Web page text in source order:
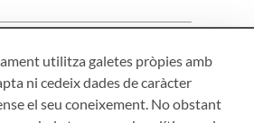
utilitza galetes pròpies amb
ni cedeix dades de caràcter
el seu coneixement. No obstant